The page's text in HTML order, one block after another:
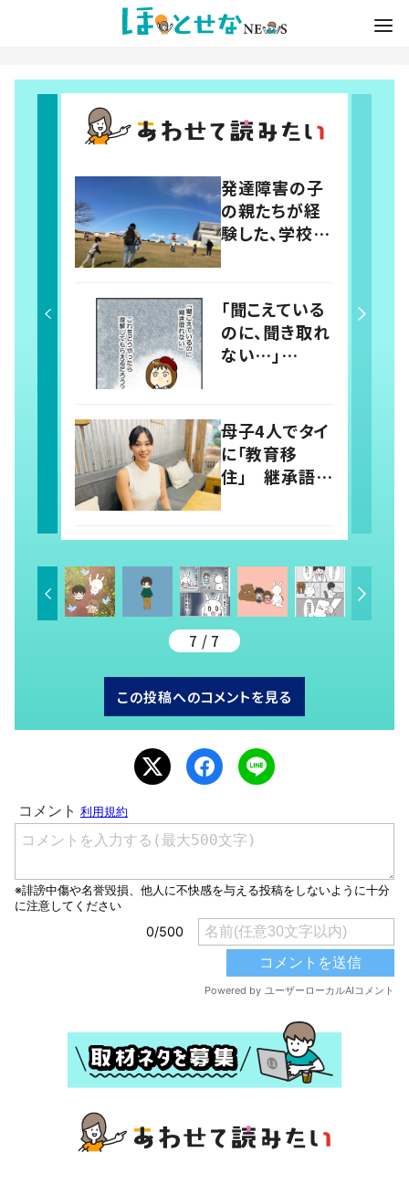
発達障害の子
の親たちが経
験した、学校教
育の現状と望
「聞こえている
のに、聞き取れ
ない…」
って 当事者
が漫画で発信
母子4人でタイ
に「教育移
住」 継承語の
壁に直面も、子
走”をサポート
7 / 7
この投稿へのコメントを見る